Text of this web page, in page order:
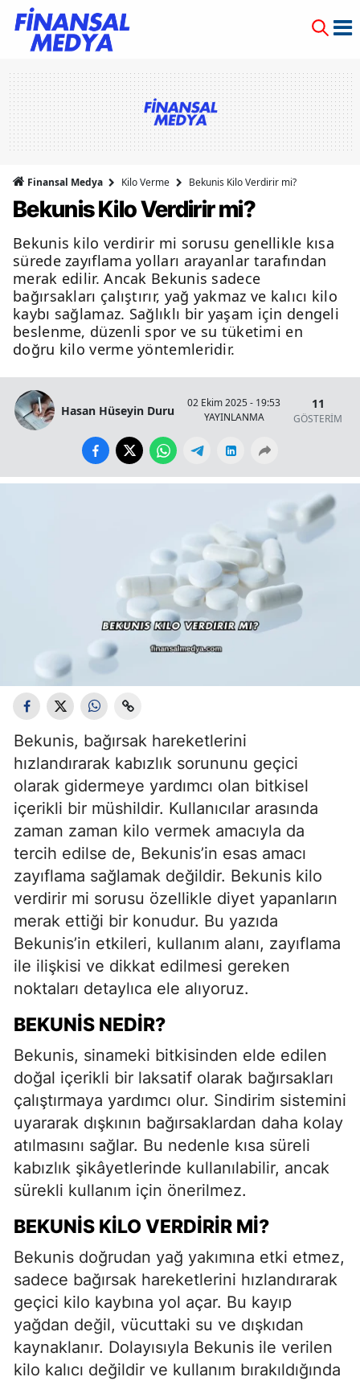
Finansal Medya Kilo Verme Bekunis Kilo Verdirir mi?
Bekunis Kilo Verdirir mi?
Bekunis kilo verdirir mi sorusu genellikle kısa
sürede zayıflama yolları arayanlar tarafından
merak edilir. Ancak Bekunis sadece
bağırsakları çalıştırır, yağ yakmaz ve kalıcı kilo
kaybı sağlamaz. Sağlıklı bir yaşam için dengeli
beslenme, düzenli spor ve su tüketimi en
doğru kilo verme yöntemleridir.
Hasan Hüseyin Duru
02 Ekim 2025 - 19:53
YAYINLANMA
11
GÖSTERİM
Bekunis, bağırsak hareketlerini
hızlandırarak kabızlık sorununu geçici
olarak gidermeye yardımcı olan bitkisel
içerikli bir müshildir. Kullanıcılar arasında
zaman zaman kilo vermek amacıyla da
tercih edilse de, Bekunis’in esas amacı
zayıflama sağlamak değildir. Bekunis kilo
verdirir mi sorusu özellikle diyet yapanların
merak ettiği bir konudur. Bu yazıda
Bekunis’in etkileri, kullanım alanı, zayıflama
ile ilişkisi ve dikkat edilmesi gereken
noktaları detaylıca ele alıyoruz.
BEKUNIS NEDIR?
Bekunis, sinameki bitkisinden elde edilen
doğal içerikli bir laksatif olarak bağırsakları
çalıştırmaya yardımcı olur. Sindirim sistemini
uyararak dışkının bağırsaklardan daha kolay
atılmasını sağlar. Bu nedenle kısa süreli
kabızlık şikâyetlerinde kullanılabilir, ancak
sürekli kullanım için önerilmez.
BEKUNIS KILO VERDIRIR MI?
Bekunis doğrudan yağ yakımına etki etmez,
sadece bağırsak hareketlerini hızlandırarak
geçici kilo kaybına yol açar. Bu kayıp
yağdan değil, vücuttaki su ve dışkıdan
kaynaklanır. Dolayısıyla Bekunis ile verilen
kilo kalıcı değildir ve kullanım bırakıldığında